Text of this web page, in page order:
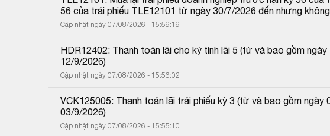
56 của trái phiếu TLE12101 từ ngày 30/7/2026 đến nhưng
Cập nhật ngày 07/08/2026 - 15:59:19
HDR12402: Thanh toán lãi cho kỳ tính lãi 5 (từ và bao gồm
12/9/2026)
Cập nhật ngày 07/08/2026 - 15:56:02
VCK125005: Thanh toán lãi trái phiếu kỳ 3 (từ và bao gồm
03/9/2026)
Cập nhật ngày 07/08/2026 - 15:55:10